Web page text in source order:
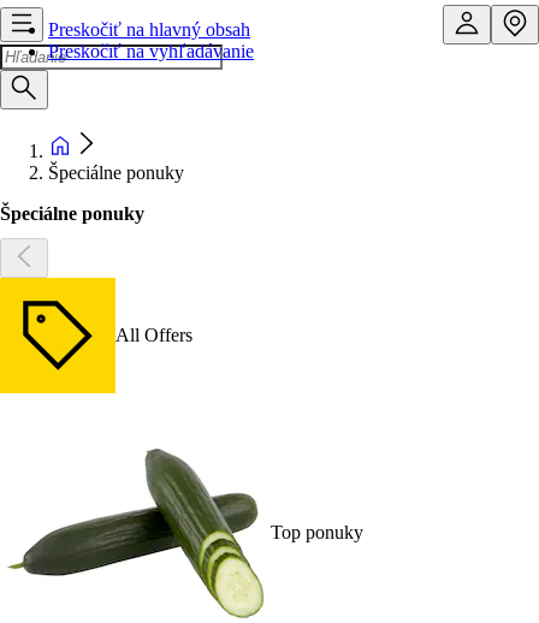
Preskočiť na hlavný obsah
Preskočiť na vyhľadávanie
Špeciálne ponuky
Špeciálne ponuky
All Offers
Top ponuky